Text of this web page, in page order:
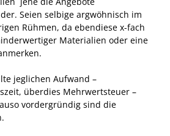
Seien selbige argwöhnisch im
Rühmen, da ebendiese x-fach
Materialien oder eine
jeglichen Aufwand –
überdies Mehrwertsteuer –
vordergründig sind die